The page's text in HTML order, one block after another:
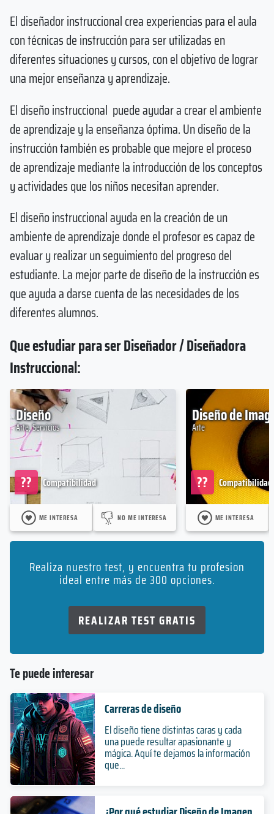
El diseñador instruccional crea experiencias para el aula
con técnicas de instrucción para ser utilizadas en
diferentes situaciones y cursos, con el objetivo de lograr
una mejor enseñanza y aprendizaje.
El diseño instruccional puede ayudar a crear el ambiente
de aprendizaje y la enseñanza óptima. Un diseño de la
instrucción también es probable que mejore el proceso
de aprendizaje mediante la introducción de los conceptos
y actividades que los niños necesitan aprender.
El diseño instruccional ayuda en la creación de un
ambiente de aprendizaje donde el profesor es capaz de
evaluar y realizar un seguimiento del progreso del
estudiante. La mejor parte de diseño de la instrucción es
que ayuda a darse cuenta de las necesidades de los
diferentes alumnos.
Que estudiar para ser Diseñador / Diseñadora
Instruccional:
Diseño
Arte, Servicios
Compatibilidad
??
ME INTERESA NO ME INTERESA
Diseño de
Arte
Compatibilidad
??
ME INTERESA
Realiza nuestro test, y encuentra tu profesion
ideal entre más de 300 opciones.
REALIZAR TEST GRATIS
Te puede interesar
Carreras de diseño
El diseño tiene distintas caras y cada
una puede resultar apasionante y
mágica. Aquí te dejamos la información
que...